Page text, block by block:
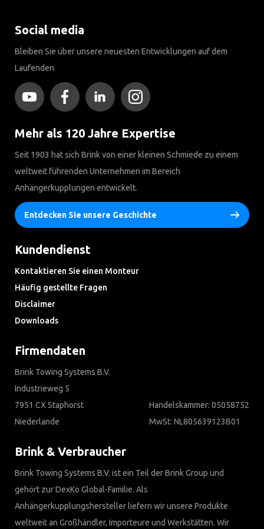
Social media
Bleiben Sie über unsere neuesten Entwicklungen auf dem
Laufenden
Mehr als 120 Jahre Expertise
Seit 1903 hat sich Brink von einer kleinen Schmiede zu einem
weltweit führenden Unternehmen im Bereich
Anhängerkupplungen entwickelt.
Entdecken Sie unsere Geschichte
Kundendienst
Kontaktieren Sie einen Monteur
Häufig gestellte Fragen
Disclaimer
Downloads
Firmendaten
Brink Towing Systems B.V.
Industrieweg 5
7951 CX Staphorst
Niederlande
Handelskammer: 05058752
MwSt: NL805639123B01
Brink & Verbraucher
Brink Towing Systems B.V. ist ein Teil der Brink Group und
gehört zur DexKo Global-Familie. Als
Anhängerkupplungshersteller liefern wir unsere Produkte
weltweit an Großhändler, Importeure und Werkstätten. Wir